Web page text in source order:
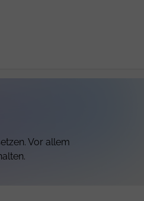
Vor allem